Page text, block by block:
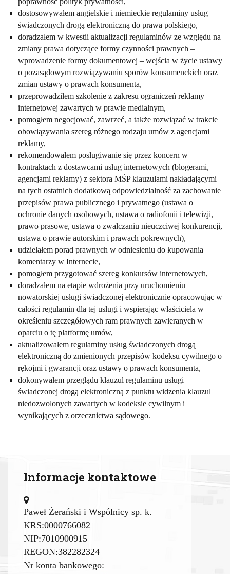
dostosowywałem angielskie i niemieckie regulaminy usług
świadczonych drogą elektroniczną do prawa polskiego,
doradzałem w kwestii aktualizacji regulaminów ze względu na
zmiany prawa dotyczące formy czynności prawnych –
wprowadzenie formy dokumentowej – wejścia w życie ustawy
o pozasądowym rozwiązywaniu sporów konsumenckich oraz
zmian ustawy o prawach konsumenta,
przeprowadziłem szkolenie z zakresu ograniczeń reklamy
internetowej zawartych w prawie medialnym,
pomogłem negocjować, zawrzeć, a także rozwiązać w trakcie
obowiązywania szereg różnego rodzaju umów z agencjami
reklamy,
rekomendowałem posługiwanie się przez koncern w
kontraktach z dostawcami usług internetowych (blogerami,
agencjami reklamy) z sektora MŚP klauzulami nakładającymi
na tych ostatnich dodatkową odpowiedzialność za zachowanie
przepisów prawa publicznego i prywatnego (ustawa o
ochronie danych osobowych, ustawa o radiofonii i telewizji,
prawo prasowe, ustawa o zwalczaniu nieuczciwej konkurencji,
ustawa o prawie autorskim i prawach pokrewnych),
udzielałem porad prawnych w odniesieniu do kupowania
komentarzy w Internecie,
pomogłem przygotować szereg konkursów internetowych,
doradzałem na etapie wdrożenia przy uruchomieniu
nowatorskiej usługi świadczonej elektronicznie opracowując w
całości regulamin dla tej usługi i wspierając właściciela w
określeniu szczegółowych ram prawnych zawieranych w
oparciu o tę platformę umów,
aktualizowałem regulaminy usług świadczonych drogą
elektroniczną do zmienionych przepisów kodeksu cywilnego o
rękojmi i gwarancji oraz ustawy o prawach konsumenta,
dokonywałem przeglądu klauzul regulaminu usługi
świadczonej drogą elektroniczną z punktu widzenia klauzul
niedozwolonych zawartych w kodeksie cywilnym i
wynikających z orzecznictwa sądowego.
Informacje kontaktowe
Paweł Żerański i Wspólnicy sp. k.
KRS:0000766082
NIP:7010900915
REGON:382282324
Nr konta bankowego: